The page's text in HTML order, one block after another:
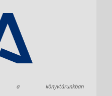
a könyvtárunkban